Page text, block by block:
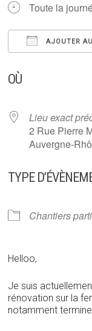
Toute la
AJOUTER
OÙ
Lieu exact
2 Rue Pierre
Auvergne-
TYPE
Chantiers
Helloo,
Je suis
rénovation sur la
notamment